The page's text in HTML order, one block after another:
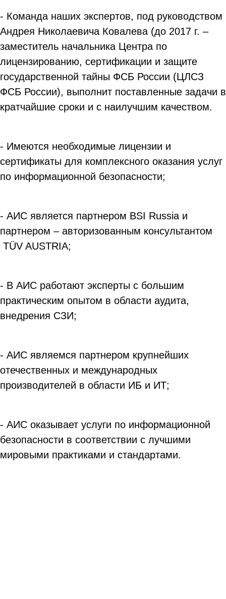
- Команда наших экспертов, под руководством
Андрея Николаевича Ковалева (до 2017 г. –
заместитель начальника Центра по
лицензированию, сертификации и защите
государственной тайны ФСБ России (ЦЛСЗ
ФСБ России), выполнит поставленные задачи в
кратчайшие сроки и с наилучшим качеством.
- Имеются необходимые лицензии и
сертификаты для комплексного оказания услуг
по информационной безопасности;
- АИС является партнером BSI Russia и
партнером – авторизованным консультантом
TÜV AUSTRIA;
- В АИС работают эксперты с большим
практическим опытом в области аудита,
внедрения СЗИ;
- АИС являемся партнером крупнейших
отечественных и международных
производителей в области ИБ и ИТ;
- АИС оказывает услуги по информационной
безопасности в соответствии с лучшими
мировыми практиками и стандартами.